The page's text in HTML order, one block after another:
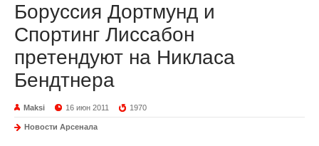
Боруссия Дортмунд и
Спортинг Лиссабон
претендуют на Никласа
Бендтнера
Maksi 16 июн 2011 1970
Новости Арсенала